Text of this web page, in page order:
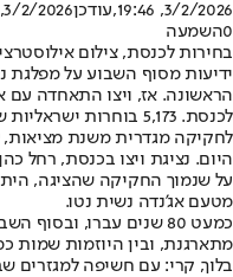
3/2/2026, 19:46
,עודכן3/2/2026, 19:46
0השמעה
בחירות לכנסת, צילום
ידיעות מסוף השבוע על מפלגת
הראשונה. אז, ויצו התאחדה עם
לכנסת. 5,173 בוחרות
לחקיקה מגדרית משנת מציאות,
היום. נציגת ויצו בכנסת, רחל
על שנמוך החקיקה שהציגה,
מטעם אג'נדה נשית נטו.
כמעט 80 שנים עברו,
מתארגנת, ובין היוזמות שמות
בלוך, קרי: עם חשיפה למגזרים